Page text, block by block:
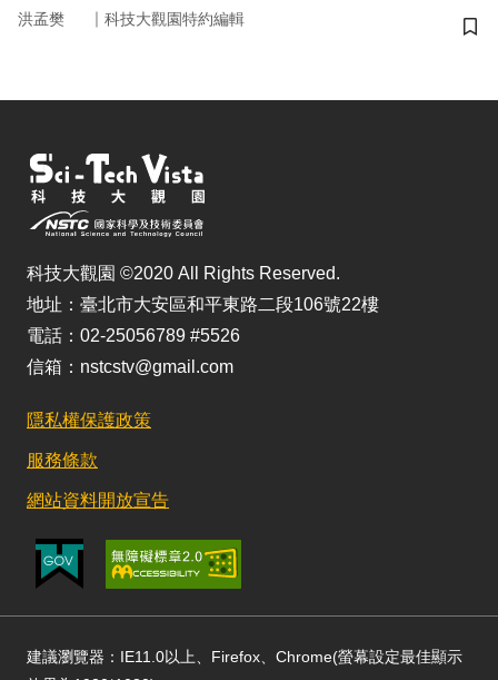
洪孟樊 ｜ 科技大觀園特約編輯
儲
科技大觀園 ©2020 All Rights Reserved.
地址：臺北市大安區和平東路二段106號22樓
電話：02-25056789 #5526
信箱：nstcstv@gmail.com
隱私權保護政策
服務條款
網站資料開放宣告
建議瀏覽器：IE11.0以上、Firefox、Chrome(螢幕設定最佳顯示